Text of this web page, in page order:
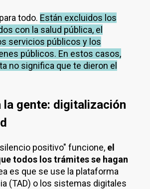
todo. Están excluidos los
con la salud pública, el
servicios públicos y los
públicos. En estos casos,
no significa que te dieron el
la gente: digitalización
positivo" funcione, el
todos los trámites se hagan
es que se use la plataforma
(TAD) o los sistemas digitales